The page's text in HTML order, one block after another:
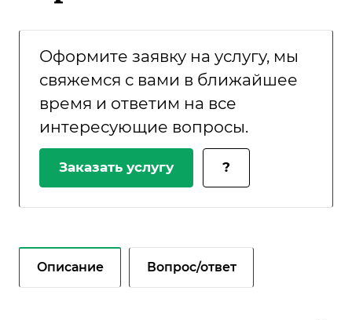
Оформите заявку на услугу, мы
свяжемся с вами в ближайшее
время и ответим на все
интересующие вопросы.
Заказать услугу ?
Описание Вопрос/ответ